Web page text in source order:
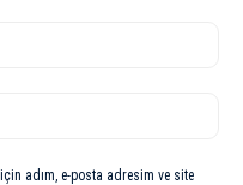
adım, e-posta adresim ve site